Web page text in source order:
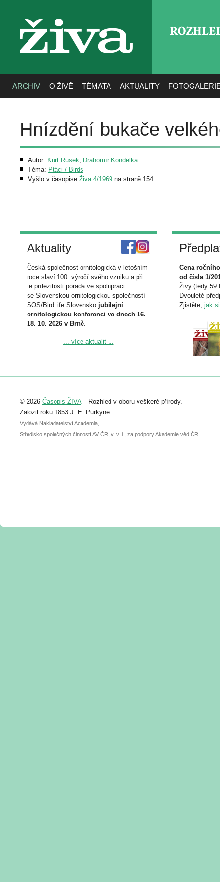
živa
ARCHIV O ŽIVĚ TÉMATA AKTUALITY
Hnízdění bukače
Autor: Kurt Rusek, Drahomír Kondělka
Téma: Ptáci / Birds
Vyšlo v časopise Živa 4/1969 na straně 154
Aktuality
Česká společnost ornitologická v letošním
roce slaví 100. výročí svého vzniku a při
té příležitosti pořádá ve spolupráci
se Slovenskou ornitologickou společností
SOS/BirdLife Slovensko jubilejní
ornitologickou konferenci ve dnech 16.–
18. 10. 2026 v Brně.
Podrobnější informace ke konferenci
Registrovat se můžete do 6. září.
abstraktu přihlášené přednášky nebo
posteru je už 30. června.
... více aktualit ...
Cena
od čísla 1/
Živy (tedy 59
Dvouleté
Zjistěte, jak
© 2026 Časopis ŽIVA– Rozhled v oboru veškeré přírody.
Založil roku 1853 J. E. Purkyně.
Vydává Nakladatelství Academia,
Středisko společných činností AV ČR, v. v. i., za podpory Akademie věd ČR.